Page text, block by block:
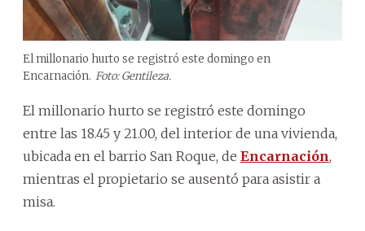
El millonario hurto se registró este domingo en
Encarnación. Foto: Gentileza.
El millonario hurto se registró este domingo
entre las 18.45 y 21.00, del interior de una vivienda,
ubicada en el barrio San Roque, de Encarnación,
mientras el propietario se ausentó para asistir a
misa.